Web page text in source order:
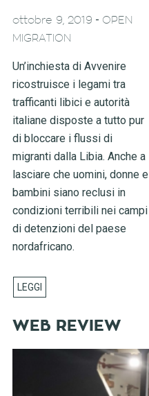
ottobre 9, 2019 - OPEN
MIGRATION
Un’inchiesta di Avvenire
ricostruisce i legami tra
trafficanti libici e autorità
italiane disposte a tutto pur
di bloccare i flussi di
migranti dalla Libia. Anche a
lasciare che uomini, donne e
bambini siano reclusi in
condizioni terribili nei campi
di detenzioni del paese
nordafricano.
WEB REVIEW